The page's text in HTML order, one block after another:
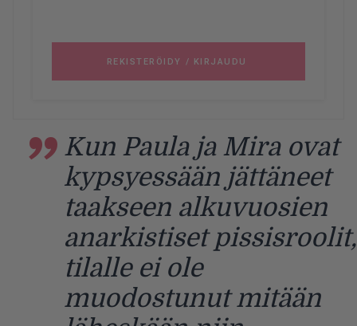
Kun Paula ja Mira ovat
kypsyessään jättäneet
taakseen alkuvuosien
anarkistiset pissisroolit,
tilalle ei ole
muodostunut mitään